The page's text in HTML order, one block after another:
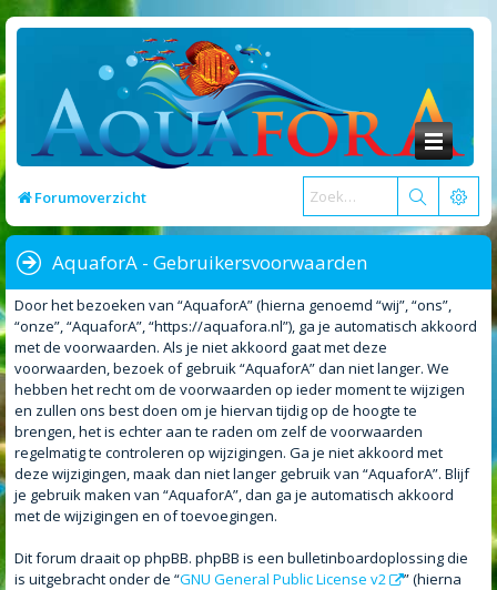
Forumoverzicht
AquaforA - Gebruikersvoorwaarden
Door het bezoeken van “AquaforA” (hierna genoemd “wij”, “ons”,
“onze”, “AquaforA”, “https://aquafora.nl”), ga je automatisch akkoord
met de voorwaarden. Als je niet akkoord gaat met deze
voorwaarden, bezoek of gebruik “AquaforA” dan niet langer. We
hebben het recht om de voorwaarden op ieder moment te wijzigen
en zullen ons best doen om je hiervan tijdig op de hoogte te
brengen, het is echter aan te raden om zelf de voorwaarden
regelmatig te controleren op wijzigingen. Ga je niet akkoord met
deze wijzigingen, maak dan niet langer gebruik van “AquaforA”. Blijf
je gebruik maken van “AquaforA”, dan ga je automatisch akkoord
met de wijzigingen en of toevoegingen.
Dit forum draait op phpBB. phpBB is een bulletinboardoplossing die
is uitgebracht onder de “GNU General Public License v2
” (hierna